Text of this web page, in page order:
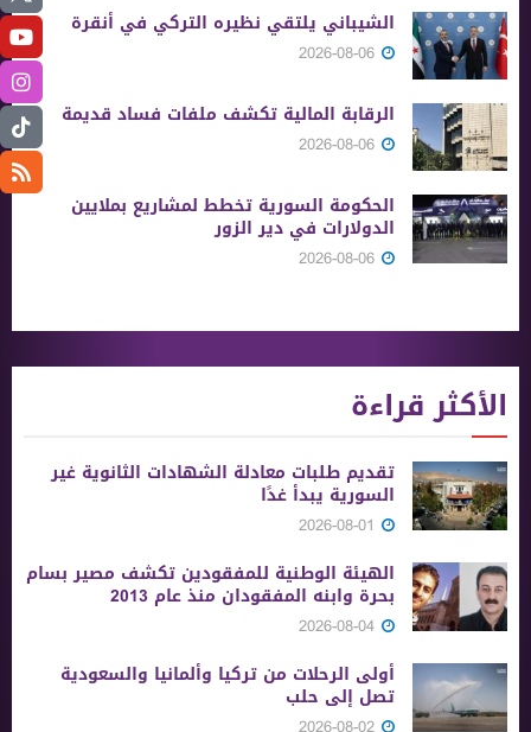
الشيباني يلتقي نظيره التركي في أنقرة
الرقابة المالية تكشف ملفات فساد قديمة
الحكومة السورية تخطط لمشاريع بملايين
الدولارات في دير الزور
الأكثر قراءة
تقديم طلبات معادلة الشهادات الثانوية ‏غير
السورية يبدأ غدًا
الهيئة الوطنية للمفقودين تكشف مصير بسام
بحرة وابنه المفقودان منذ عام 2013
أولى الرحلات من ‏تركيا وألمانيا والسعودية
تصل إلى حلب